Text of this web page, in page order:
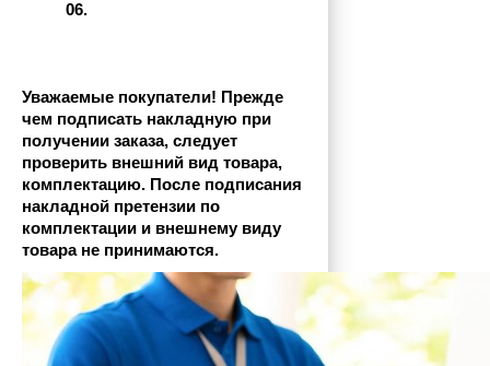
06.
Уважаемые покупатели! Прежде
чем подписать накладную при
получении заказа, следует
проверить внешний вид товара,
комплектацию. После подписания
накладной претензии по
комплектации и внешнему виду
товара не принимаются.